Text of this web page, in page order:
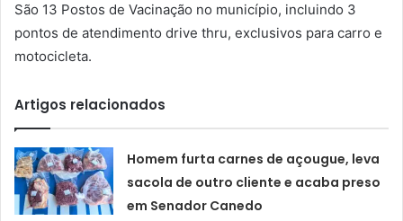
São 13 Postos de Vacinação no município, incluindo 3
pontos de atendimento drive thru, exclusivos para carro e
motocicleta.
Artigos relacionados
Homem furta carnes de açougue, leva
sacola de outro cliente e acaba preso
em Senador Canedo